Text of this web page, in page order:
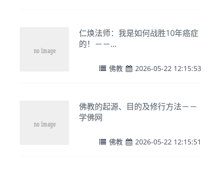
仁焕法师：我是如何战胜10年癌症
的！－－...
佛教 2026-05-22 12:15:53
佛教的起源、目的及修行方法－－
学佛网
佛教 2026-05-22 12:15:51